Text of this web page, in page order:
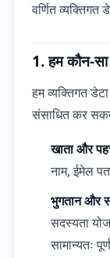
वर्णित
1. हम कौन-
हम व्यक्तिगत
संसाधित कर
खाता और
नाम, ईमेल
भुगतान और
सदस्यता
सामान्यतः